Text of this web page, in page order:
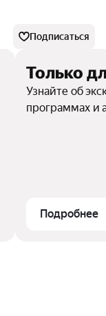
Подписаться
Только
Узнайте об
программах и
Подробнее